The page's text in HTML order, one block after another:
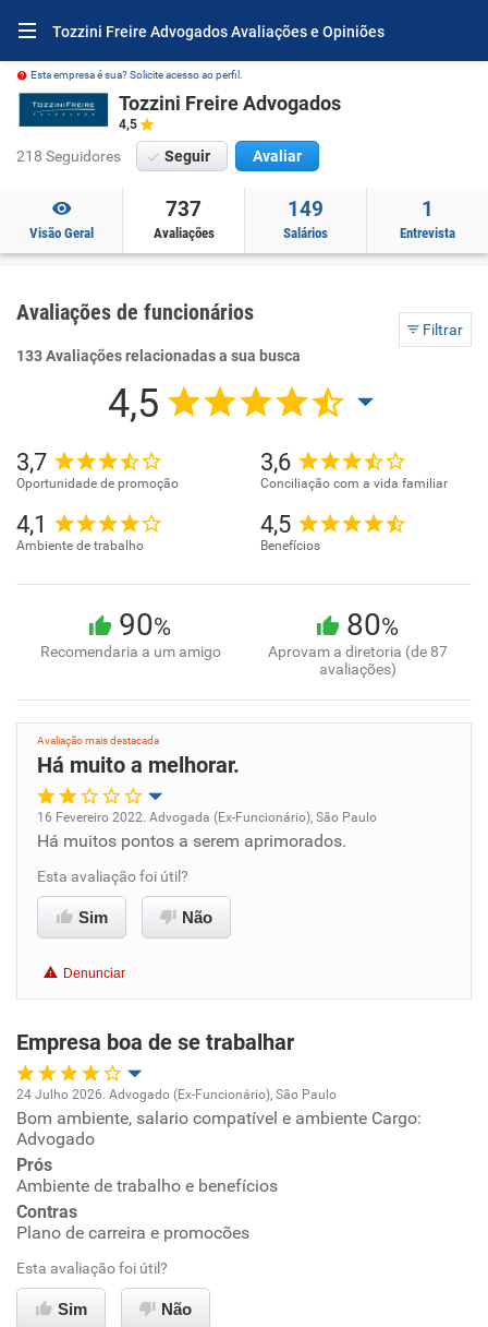
Tozzini Freire Advogados Avaliações e Opiniões
Esta empresa é sua? Solicite acesso ao perfil.
Tozzini Freire Advogados
4,5
218 Seguidores Seguir Avaliar
Visão Geral
737
Avaliações
149
Salários
1
Entrevista
Avaliações de funcionários
Filtrar
133 Avaliações relacionadas a sua busca
4,5
3,7
Oportunidade de promoção
3,6
Conciliação com a vida familiar
4,1
Ambiente de trabalho
4,5
Benefícios
90%
Recomendaria a um amigo
80%
Aprovam a diretoria (de 87
avaliações)
Avaliação mais destacada
Há muito a melhorar.
Oportunidade de promoção
Ambiente de trabalho
Benefícios
Não recomenda esta empresa
16 Fevereiro 2022. Advogada (Ex-Funcionário), São Paulo
Há muitos pontos a serem aprimorados.
Esta avaliação foi útil?
Sim Não
Denunciar
Empresa boa de se trabalhar
Oportunidade de promoção
Ambiente de trabalho
Conciliação com a vida familiar
Benefícios
24 Julho 2026. Advogado (Ex-Funcionário), São Paulo
Bom ambiente, salario compatível e ambiente Cargo:
Advogado
Prós
Ambiente de trabalho e benefícios
Contras
Plano de carreira e promocões
Esta avaliação foi útil?
Sim Não